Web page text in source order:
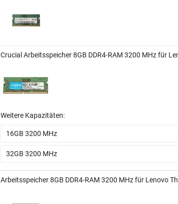
Crucial Arbeitsspeicher 8GB DDR4-RAM 3200 MHz für
Weitere Kapazitäten:
16GB 3200 MHz
32GB 3200 MHz
Arbeitsspeicher 8GB DDR4-RAM 3200 MHz für Lenovo